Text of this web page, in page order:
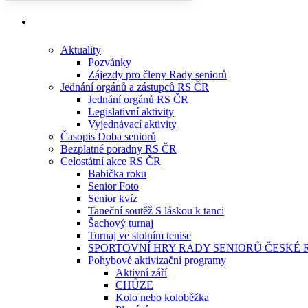
Aktuality
Pozvánky
Zájezdy pro členy Rady seniorů
Jednání orgánů a zástupců RS ČR
Jednání orgánů RS ČR
Legislativní aktivity
Vyjednávací aktivity
Časopis Doba seniorů
Bezplatné poradny RS ČR
Celostátní akce RS ČR
Babička roku
Senior Foto
Senior kvíz
Taneční soutěž S láskou k tanci
Šachový turnaj
Turnaj ve stolním tenise
SPORTOVNÍ HRY RADY SENIORŮ ČESKÉ
Pohybové aktivizační programy
Aktivní září
CHŮZE
Kolo nebo koloběžka